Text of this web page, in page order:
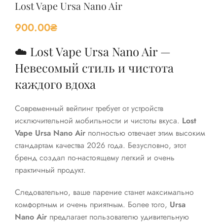
Lost Vape Ursa Nano Air
900.00₴
☁️ Lost Vape Ursa Nano Air —
Невесомый стиль и чистота
каждого вдоха
Современный вейпинг требует от устройств
исключительной мобильности и чистоты вкуса. Lost
Vape Ursa Nano Air полностью отвечает этим высоким
стандартам качества 2026 года. Безусловно, этот
бренд создал по-настоящему легкий и очень
практичный продукт.
Следовательно, ваше парение станет максимально
комфортным и очень приятным. Более того, Ursa
Nano Air предлагает пользователю удивительную